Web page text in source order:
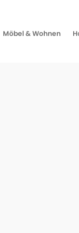
Möbel & Wohnen